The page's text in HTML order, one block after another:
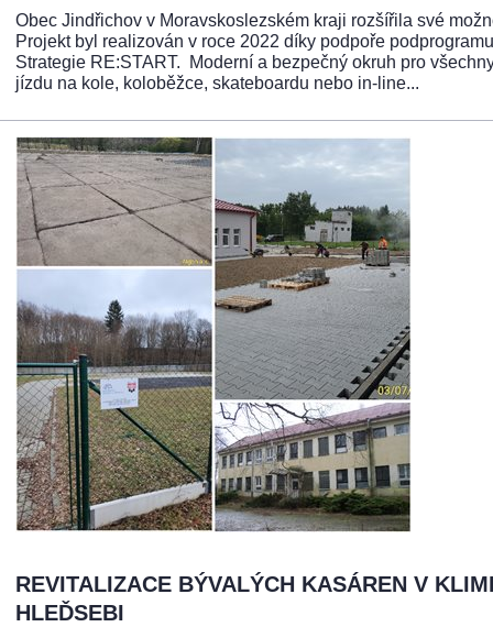
Obec Jindřichov v Moravskoslezském kraji rozšířila své
Projekt byl realizován v roce 2022 díky podpoře
Strategie RE:START. Moderní a bezpečný okruh pro
jízdu na kole, koloběžce, skateboardu nebo in-line...
REVITALIZACE BÝVALÝCH KASÁREN V
HLEĎSEBI